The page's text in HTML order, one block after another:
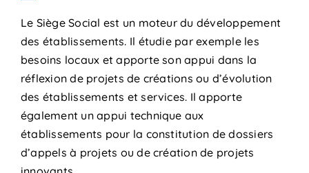
Le Siège Social est un moteur du développement
des établissements. Il étudie par exemple les
besoins locaux et apporte son appui dans la
réflexion de projets de créations ou d’évolution
des établissements et services. Il apporte
également un appui technique aux
établissements pour la constitution de dossiers
d’appels à projets ou de création de projets